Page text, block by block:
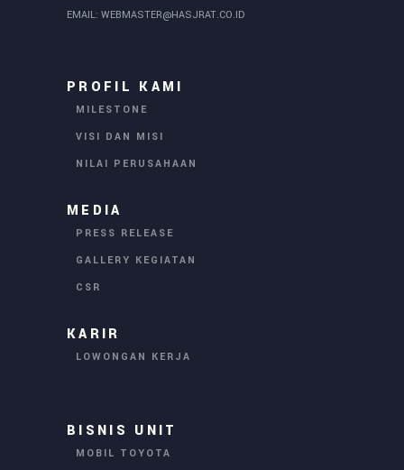
EMAIL: WEBMASTER@HASJRAT.CO.ID
PROFIL KAMI
MILESTONE
VISI DAN MISI
NILAI PERUSAHAAN
MEDIA
PRESS RELEASE
GALLERY KEGIATAN
CSR
KARIR
LOWONGAN KERJA
BISNIS UNIT
MOBIL TOYOTA